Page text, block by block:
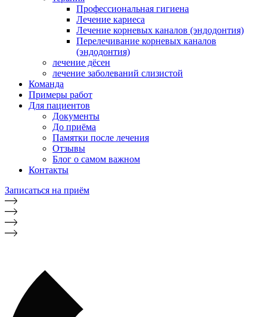
Профессиональная гигиена
Лечение кариеса
Лечение корневых каналов (эндодонтия)
Перелечивание корневых каналов
(эндодонтия)
лечение дёсен
лечение заболеваний слизистой
Команда
Примеры работ
Для пациентов
Документы
До приёма
Памятки после лечения
Отзывы
Блог о самом важном
Контакты
Записаться на приём